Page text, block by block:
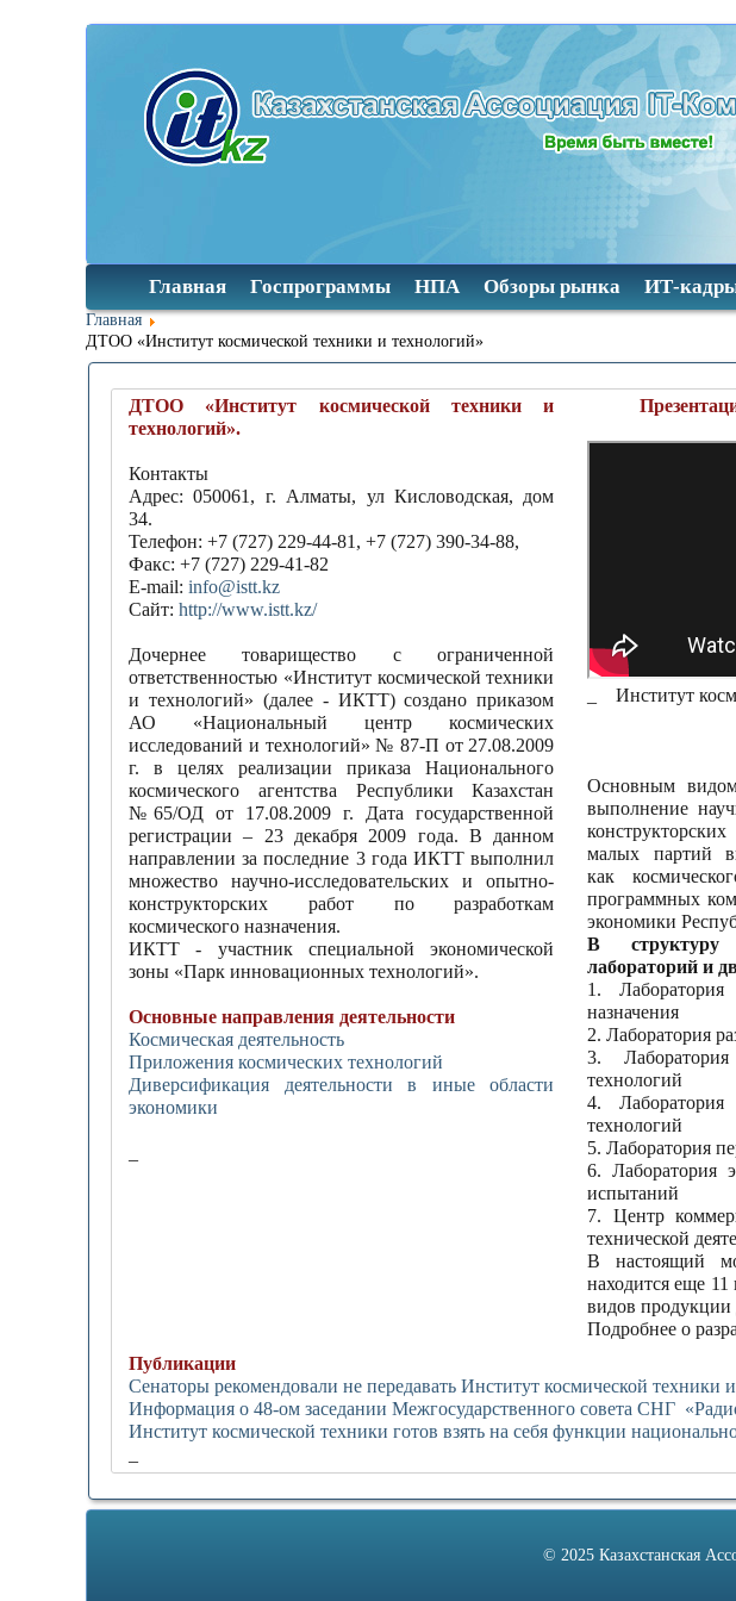
Главная Госпрограммы НПА Обзоры рынка ИТ-
Главная
ДТОО «Институт космической техники и технологий»
ДТОО «Институт космической техники и
технологий».
Контакты
Адрес: 050061, г. Алматы, ул Кисловодская, дом
34.
Телефон: +7 (727) 229-44-81, +7 (727) 390-34-88,
Факс: +7 (727) 229-41-82
E-mail: info@istt.kz
Сайт: http://www.istt.kz/
Дочернее товарищество с ограниченной
ответственностью «Институт космической техники
и технологий» (далее - ИКТТ) создано приказом
АО «Национальный центр космических
исследований и технологий» № 87-П от 27.08.2009
г. в целях реализации приказа Национального
космического агентства Республики Казахстан
№65/ОД от 17.08.2009 г. Дата государственной
регистрации – 23 декабря 2009 года. В данном
направлении за последние 3 года ИКТТ выполнил
множество научно-исследовательских и опытно-
конструкторских работ по разработкам
космического назначения.
ИКТТ - участник специальной экономической
зоны «Парк инновационных технологий».
Основные направления деятельности
Космическая деятельность
Приложения космических технологий
Диверсификация деятельности в иные области
экономики
_ Институт
Основным
выполнение
малых партий
как
программных
экономики
В структуру
лабораторий и
1. Лаборатория
назначения
2. Лаборатория
3.
технологий
4. Лаборатория
технологий
5. Лаборатория
6. Лаборатория
испытаний
7. Центр
технической
В настоящий
находится еще
видов продукции
Подробнее о
Публикации
Сенаторы рекомендовали не передавать Институт космической техники
Информация о 48-ом заседании Межгосударственного совета СНГ
Институт космической техники готов взять на себя функции
© 2025 Казахстанская